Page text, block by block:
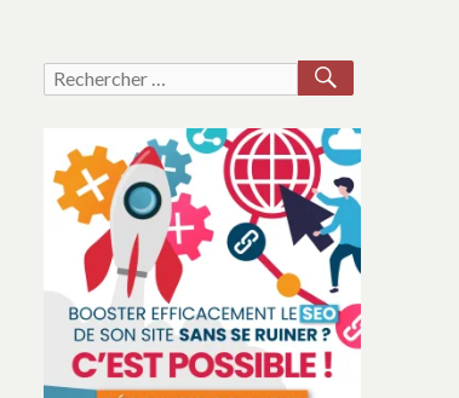
Recherche